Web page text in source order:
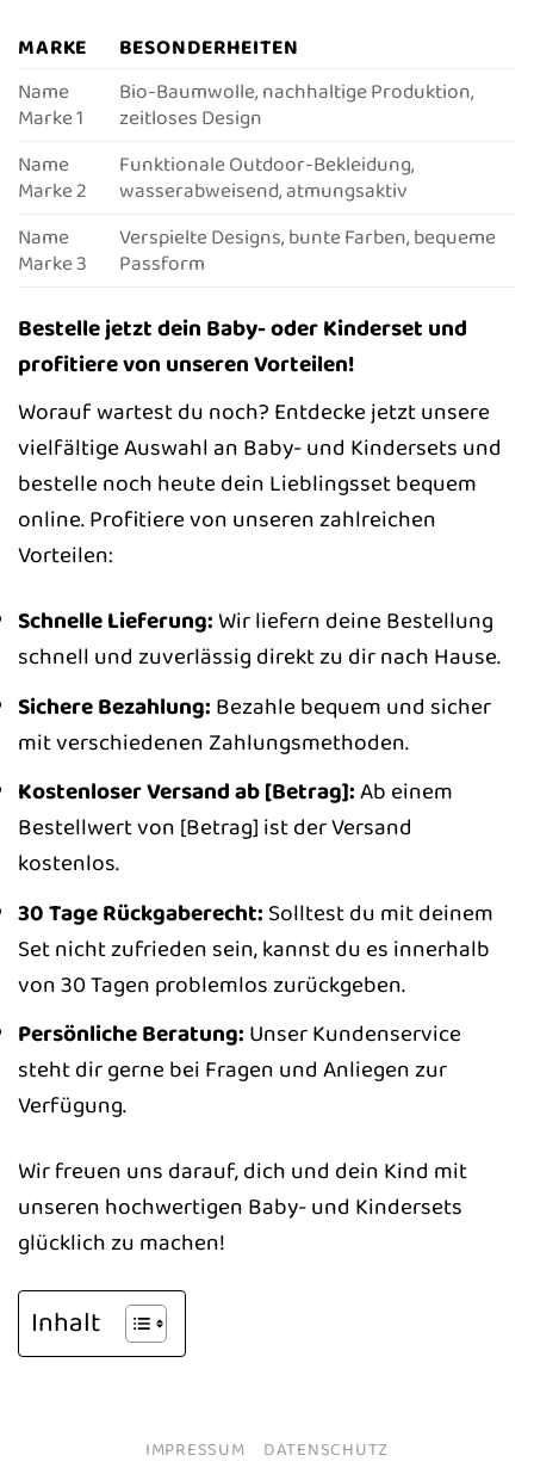
MARKE
BESONDERHEITEN
Name
Marke 1
Bio-Baumwolle, nachhaltige Produktion,
zeitloses Design
Name
Marke 2
Funktionale Outdoor-Bekleidung,
wasserabweisend, atmungsaktiv
Name
Marke 3
Verspielte Designs, bunte Farben, bequeme
Passform
Bestelle jetzt dein Baby- oder Kinderset und
profitiere von unseren Vorteilen!
Worauf wartest du noch? Entdecke jetzt unsere
vielfältige Auswahl an Baby- und Kindersets und
bestelle noch heute dein Lieblingsset bequem
online. Profitiere von unseren zahlreichen
Vorteilen:
Schnelle Lieferung:Wir liefern deine Bestellung
schnell und zuverlässig direkt zu dir nach Hause.
Sichere Bezahlung: Bezahle bequem und sicher
mit verschiedenen Zahlungsmethoden.
Kostenloser Versand ab [Betrag]:Ab einem
Bestellwert von [Betrag] ist der Versand
kostenlos.
30 Tage Rückgaberecht: Solltest du mit deinem
Set nicht zufrieden sein, kannst du es innerhalb
von 30 Tagen problemlos zurückgeben.
Persönliche Beratung: Unser Kundenservice
steht dir gerne bei Fragen und Anliegen zur
Verfügung.
Wir freuen uns darauf, dich und dein Kind mit
unseren hochwertigen Baby- und Kindersets
glücklich zu machen!
Inhalt
IMPRESSUM DATENSCHUTZ